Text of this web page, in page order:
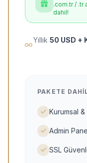
.com.tr / .tr
dahil!
Yıllık 50 USD +
PAKETE
Kurumsal
Admin
SSL